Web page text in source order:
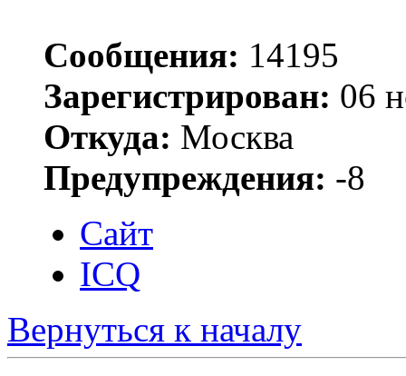
Сообщения: 14195
Зарегистрирован: 06
Откуда: Москва
Предупреждения: -8
Сайт
ICQ
Вернуться к началу